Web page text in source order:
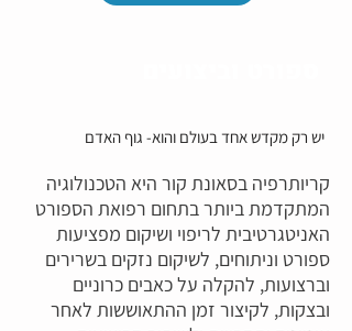
יש רק מקדש אחד בעולם והוא- גוף האדם
קריותרפיה בסאונת קור היא הטכנולוגיה
המתקדמת ביותר בתחום רפואת הספורט
האניטגרטיבית לריפוי ושיקום מפציעות
ספורט וניתוחים, לשיקום נזקים בשרירים
וברצועות, להקלה על כאבים כרוניים
ובצקות, לקיצור זמן ההתאוששות לאחר